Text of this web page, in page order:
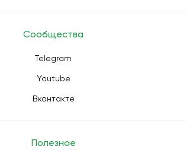
Сообщества
Telegram
Youtube
Вконтакте
Полезное